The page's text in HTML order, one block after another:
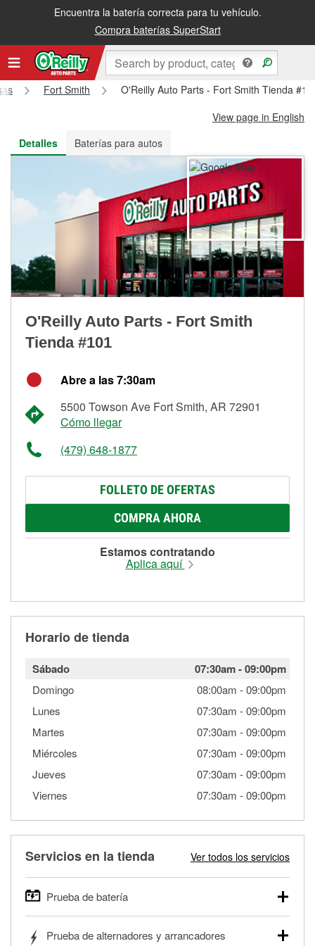
Encuentra la batería correcta para tu vehículo.
Compra baterías SuperStart
Recibe tu orden gratis al día siguiente o recógela en la tienda
Fort Smith
O'Reilly Auto Parts - Fort Smith Tienda
View page in English
Detalles
Baterías para autos
O'Reilly Auto Parts - Fort Smith
Tienda #101
Abre a las 7:30am
5500 Towson Ave Fort Smith, AR 72901
Cómo llegar
(479) 648-1877
FOLLETO DE OFERTAS
COMPRA AHORA
Estamos contratando
Aplica aquí
Horario de tienda
Sábado 07:30am-09:00pm
Domingo 08:00am -09:00pm
Lunes
07:30am -09:00pm
Martes
07:30am -09:00pm
Miércoles
07:30am -09:00pm
Jueves
07:30am -09:00pm
Viernes
07:30am -09:00pm
Servicios en la tienda Ver todos los servicios
Prueba de batería
autos, camionetas, SUVs, vehículos comerciales y
Prueba de alternadores y arrancadores